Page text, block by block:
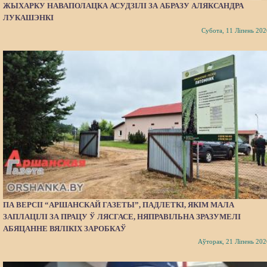
ЖЫХАРКУ НАВАПОЛАЦКА АСУДЗІЛІ ЗА АБРАЗУ АЛЯКСАНДРА
ЛУКАШЭНКІ
Субота, 11 Ліпень
ПА ВЕРСІІ “АРШАНСКАЙ ГАЗЕТЫ”, ПАДЛЕТКІ, ЯКІМ МАЛА
ЗАПЛАЦІЛІ ЗА ПРАЦУ Ў ЛЯСГАСЕ, НЯПРАВІЛЬНА ЗРАЗУМЕЛІ
АБЯЦАННЕ ВЯЛІКІХ ЗАРОБКАЎ
Аўторак, 21 Ліпень